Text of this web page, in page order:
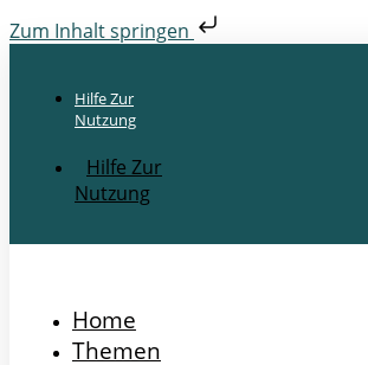
Zum Inhalt springen
Hilfe Zur
Nutzung
Hilfe Zur
Nutzung
Home
Themen